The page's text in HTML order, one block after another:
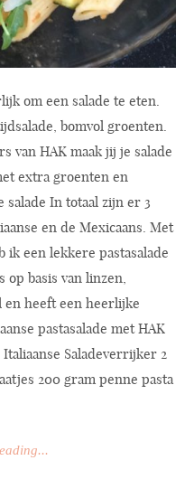
om een salade te eten.
bomvol groenten.
van HAK maak jij je salade
extra groenten en
In totaal zijn er 3
en de Mexicaans. Met
ik een lekkere pastasalade
op basis van linzen,
en heeft een heerlijke
pastasalade met HAK
Saladeverrijker 2
200 gram penne pasta